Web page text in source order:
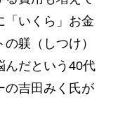
「いくら」お金
躾（しつけ）
んだという40代
の吉田みく氏が